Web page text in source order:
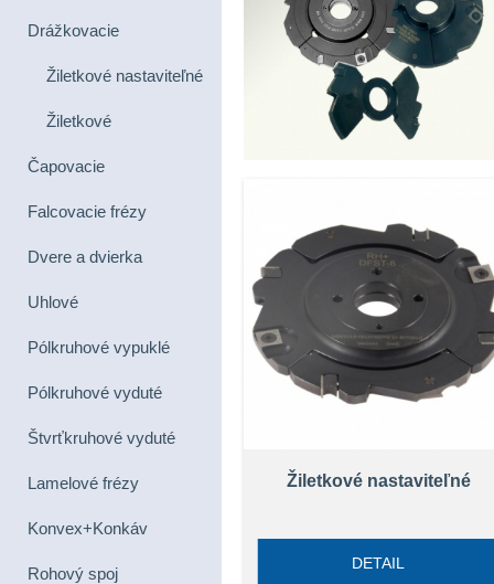
Drážkovacie
Žiletkové nastaviteľné
Žiletkové
Čapovacie
Falcovacie frézy
Dvere a dvierka
Uhlové
Pólkruhové vypuklé
Pólkruhové vyduté
Štvrťkruhové vyduté
Lamelové frézy
Konvex+Konkáv
Rohový spoj
Žiletkové nastaviteľné
DETAIL